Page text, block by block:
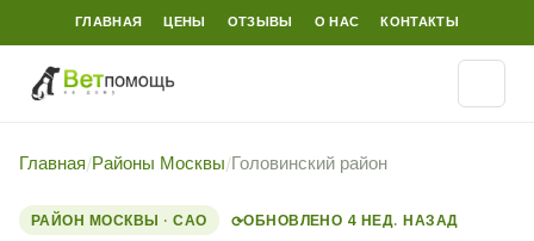
ГЛАВНАЯ ЦЕНЫ ОТЗЫВЫ О НАС КОНТАКТЫ
Главная/Районы Москвы/Головинский район
РАЙОН МОСКВЫ · САО ⟳ОБНОВЛЕНО 4 НЕД. НАЗАД